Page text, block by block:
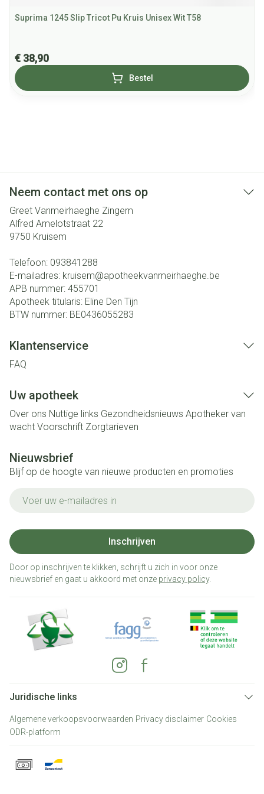
Suprima 1245 Slip Tricot Pu Kruis Unisex Wit T58
€ 38,90
Bestel
Neem contact met ons op
Greet Vanmeirhaeghe Zingem
Alfred Amelotstraat 22
9750 Kruisem
Telefoon: 093841288
E-mailadres: kruisem@apotheekvanmeirhaeghe.be
APB nummer: 455701
Apotheek titularis: Eline Den Tijn
BTW nummer: BE0436055283
Klantenservice
FAQ
Uw apotheek
Over ons Nuttige links Gezondheidsnieuws Apotheker van
wacht Voorschrift Zorgtarieven
Nieuwsbrief
Blijf op de hoogte van nieuwe producten en promoties
Inschrijven
Door op inschrijven te klikken, schrijft u zich in voor onze
nieuwsbrief en gaat u akkoord met onze privacy policy.
Juridische links
Algemene verkoopsvoorwaarden Privacy disclaimer Cookies
ODR-platform